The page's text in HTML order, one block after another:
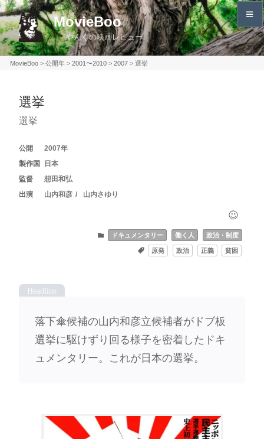
コ
ン
テ
ン
MovieBoo
やんぐの映画レビュー
MovieBoo> 公開年> 2001〜2010> 2007> 選挙
選挙
選挙
2007
日本
想田和弘
山内和彦
山内さゆり
ドキュメンタリー 働く人 政治・制度
原発 政治 正義 貧困
落下傘候補の山内和彦立候補者がドブ板
選挙に駆けずり回る様子を密着したドキ
ュメンタリー。これが日本の選挙。